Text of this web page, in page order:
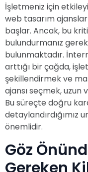
İşletmeniz için
web tasarım
başlar. Ancak, bu
bulundurmanız
bulunmaktadır.
arttığı bir çağda,
şekillendirmek ve
ajansı seçmek, uzun
Bu süreçte doğru
detaylandırdığımız
önemlidir.
Göz
Gereken